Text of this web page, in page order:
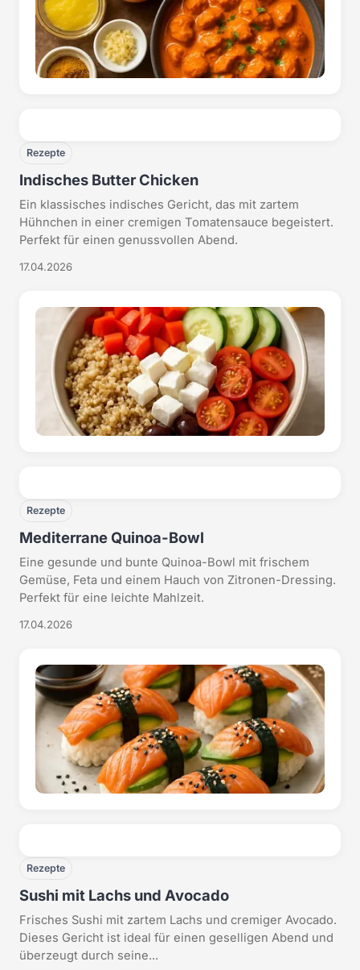
Rezepte
Indisches Butter Chicken
Ein klassisches indisches Gericht, das mit zartem
Hühnchen in einer cremigen Tomatensauce begeistert.
Perfekt für einen genussvollen Abend.
17.04.2026
Rezepte
Mediterrane Quinoa-Bowl
Eine gesunde und bunte Quinoa-Bowl mit frischem
Gemüse, Feta und einem Hauch von Zitronen-Dressing.
Perfekt für eine leichte Mahlzeit.
17.04.2026
Rezepte
Sushi mit Lachs und Avocado
Frisches Sushi mit zartem Lachs und cremiger Avocado.
Dieses Gericht ist ideal für einen geselligen Abend und
überzeugt durch seine...